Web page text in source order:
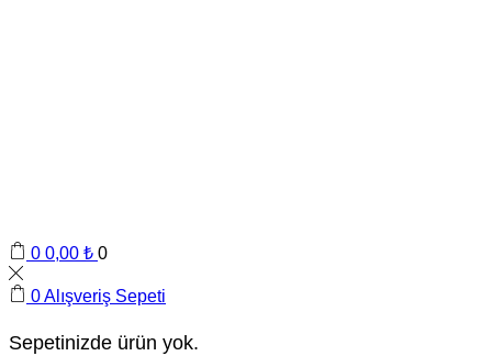
0 0,00 ₺ 0
0Alışveriş Sepeti
Sepetinizde ürün yok.